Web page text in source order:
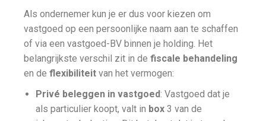
Als ondernemer kun je er dus voor kiezen om
vastgoed op een persoonlijke naam aan te schaffen
of via een vastgoed-BV binnen je holding. Het
belangrijkste verschil zit in de fiscale behandeling
en de flexibiliteit van het vermogen:
Privé beleggen in vastgoed: Vastgoed dat je
als particulier koopt, valt in box 3 van de